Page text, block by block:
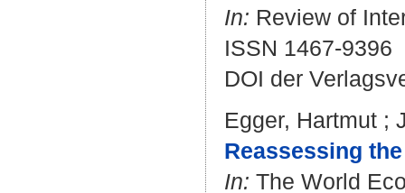
In: Review of
ISSN 1467-9396
DOI der
Egger, Hartmut ;
Reassessing
In: The World